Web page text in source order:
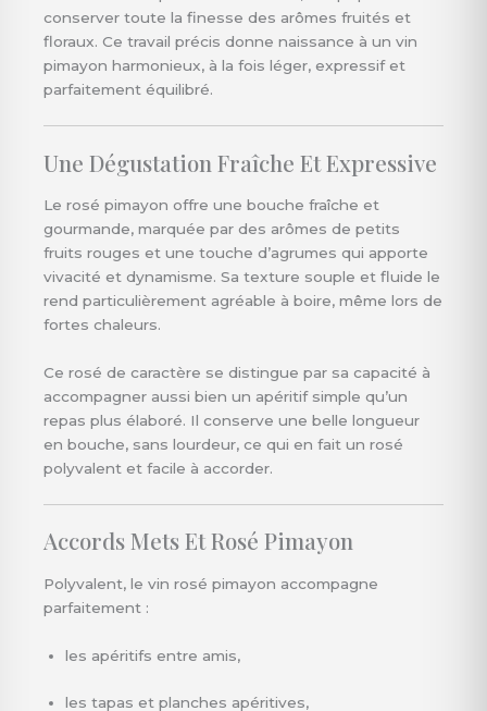
conserver toute la finesse des arômes fruités et
floraux. Ce travail précis donne naissance à un vin
pimayon harmonieux, à la fois léger, expressif et
parfaitement équilibré.
Une Dégustation Fraîche Et Expressive
Le rosé pimayon offre une bouche fraîche et
gourmande, marquée par des arômes de petits
fruits rouges et une touche d’agrumes qui apporte
vivacité et dynamisme. Sa texture souple et fluide le
rend particulièrement agréable à boire, même lors de
fortes chaleurs.
Ce rosé de caractère se distingue par sa capacité à
accompagner aussi bien un apéritif simple qu’un
repas plus élaboré. Il conserve une belle longueur
en bouche, sans lourdeur, ce qui en fait un rosé
polyvalent et facile à accorder.
Accords Mets Et Rosé Pimayon
Polyvalent, le vin rosé pimayon accompagne
parfaitement :
les apéritifs entre amis,
les tapas et planches apéritives,